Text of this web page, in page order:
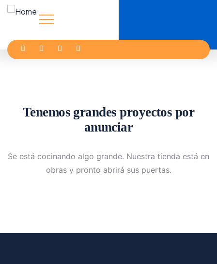
Tenemos grandes proyectos por
anunciar
Se está cocinando algo grande. Nuestra tienda está en
obras y pronto abrirá sus puertas.